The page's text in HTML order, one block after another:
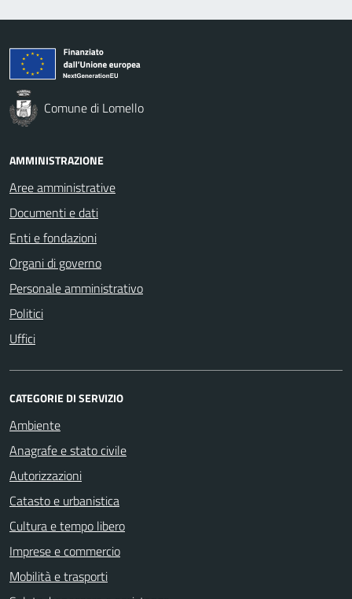
Comune di Lomello
AMMINISTRAZIONE
Aree amministrative
Documenti e dati
Enti e fondazioni
Organi di governo
Personale amministrativo
Politici
Uffici
CATEGORIE DI SERVIZIO
Ambiente
Anagrafe e stato civile
Autorizzazioni
Catasto e urbanistica
Cultura e tempo libero
Imprese e commercio
Mobilità e trasporti